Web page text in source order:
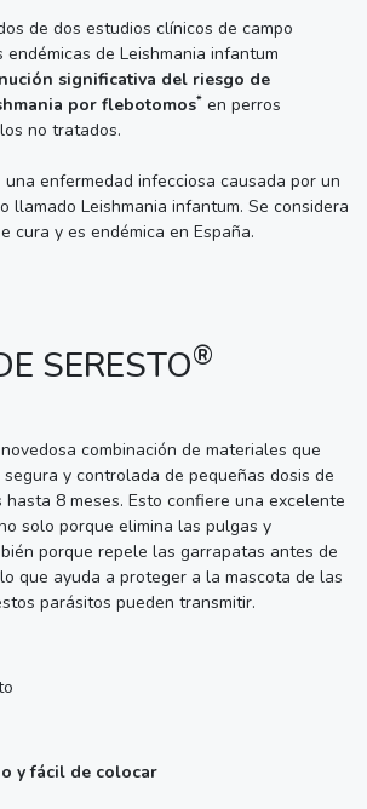
de dos estudios clínicos de campo
de Leishmania infantum
significativa del riesgo de
por flebotomos* en perros
no tratados.
una enfermedad infecciosa causada por un
llamado Leishmania infantum. Se considera
cura y es endémica en España.
SERESTO®
combinación de materiales que
y controlada de pequeñas dosis de
8 meses. Esto confiere una excelente
solo porque elimina las pulgas y
porque repele las garrapatas antes de
que ayuda a proteger a la mascota de las
parásitos pueden transmitir.
y fácil de colocar